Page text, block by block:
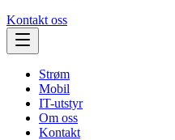
Kontakt oss
Strøm
Mobil
IT-utstyr
Om oss
Kontakt